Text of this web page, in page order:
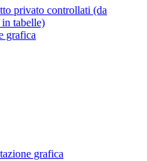
privato controllati (da
tabelle)
grafica
grafica